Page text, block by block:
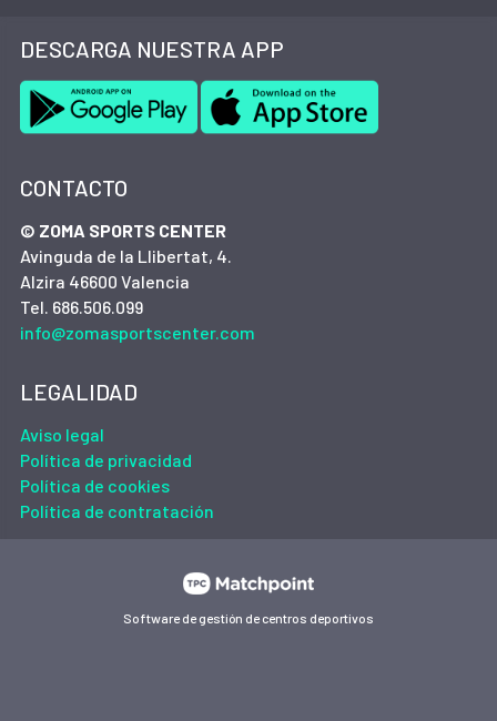
DESCARGA NUESTRA APP
CONTACTO
© ZOMA SPORTS CENTER
Avinguda de la Llibertat, 4.
Alzira 46600 Valencia
Tel. 686.506.099
info@zomasportscenter.com
LEGALIDAD
Aviso legal
Política de privacidad
Política de cookies
Política de contratación
Software de gestión de centros deportivos